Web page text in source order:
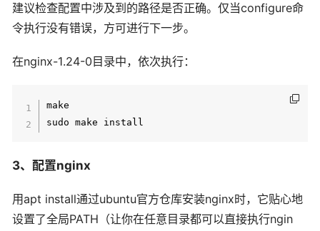
建议检查配置中涉及到的路径是否正确。仅当configure命
令执行没有错误，方可进行下一步。
在nginx-1.24-0目录中，依次执行：
make
3、配置nginx
用apt install通过ubuntu官方仓库安装nginx时，它贴心地
设置了全局PATH（让你在任意目录都可以直接执行ngin